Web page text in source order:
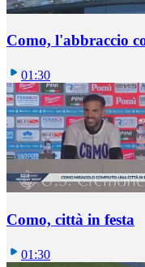
Como, l'abbraccio
01:30
Como, città in festa
01:30